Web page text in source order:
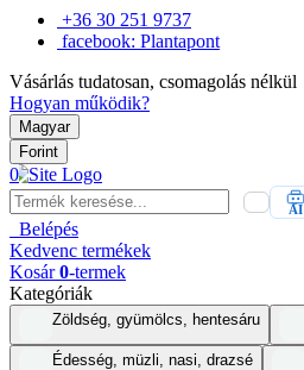
+36 30 251 9737
facebook: Plantapont
Vásárlás tudatosan, csomagolás nélkül
Hogyan működik?
Magyar
Forint
0
AI
Belépés
Kedvenc termékek
Kosár 0-termek
Kategóriák
Zöldség, gyümölcs, hentesáru
Édesség, müzli, nasi, drazsé